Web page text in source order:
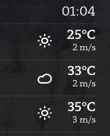
01:04
25°C
2 m/s
33°C
2 m/s
35°C
3 m/s